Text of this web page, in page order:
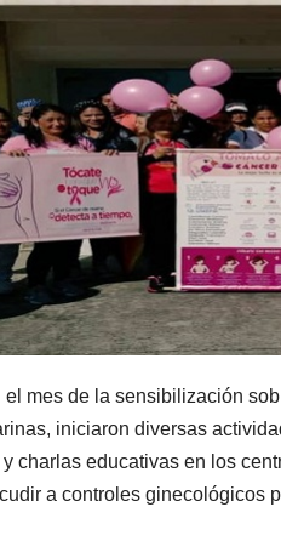
el mes de la sensibilización
iniciaron diversas
charlas educativas en los
a controles ginecológicos